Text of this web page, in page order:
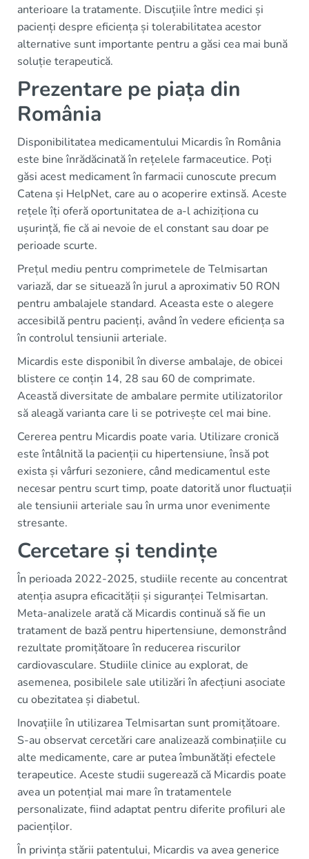
anterioare la tratamente. Discuțiile între medici și
pacienți despre eficiența și tolerabilitatea acestor
alternative sunt importante pentru a găsi cea mai bună
soluție terapeutică.
Prezentare pe piața din
România
Disponibilitatea medicamentului Micardis în România
este bine înrădăcinată în rețelele farmaceutice. Poți
găsi acest medicament în farmacii cunoscute precum
Catena și HelpNet, care au o acoperire extinsă. Aceste
rețele îți oferă oportunitatea de a-l achiziționa cu
ușurință, fie că ai nevoie de el constant sau doar pe
perioade scurte.
Prețul mediu pentru comprimetele de Telmisartan
variază, dar se situează în jurul a aproximativ 50 RON
pentru ambalajele standard. Aceasta este o alegere
accesibilă pentru pacienți, având în vedere eficiența sa
în controlul tensiunii arteriale.
Micardis este disponibil în diverse ambalaje, de obicei
blistere ce conțin 14, 28 sau 60 de comprimate.
Această diversitate de ambalare permite utilizatorilor
să aleagă varianta care li se potrivește cel mai bine.
Cererea pentru Micardis poate varia. Utilizare cronică
este întâlnită la pacienții cu hipertensiune, însă pot
exista și vârfuri sezoniere, când medicamentul este
necesar pentru scurt timp, poate datorită unor fluctuații
ale tensiunii arteriale sau în urma unor evenimente
stresante.
Cercetare și tendințe
În perioada 2022-2025, studiile recente au concentrat
atenția asupra eficacității și siguranței Telmisartan.
Meta-analizele arată că Micardis continuă să fie un
tratament de bază pentru hipertensiune, demonstrând
rezultate promițătoare în reducerea riscurilor
cardiovasculare. Studiile clinice au explorat, de
asemenea, posibilele sale utilizări în afecțiuni asociate
cu obezitatea și diabetul.
Inovațiile în utilizarea Telmisartan sunt promițătoare.
S-au observat cercetări care analizează combinațiile cu
alte medicamente, care ar putea îmbunătăți efectele
terapeutice. Aceste studii sugerează că Micardis poate
avea un potențial mai mare în tratamentele
personalizate, fiind adaptat pentru diferite profiluri ale
pacienților.
În privința stării patentului, Micardis va avea generice